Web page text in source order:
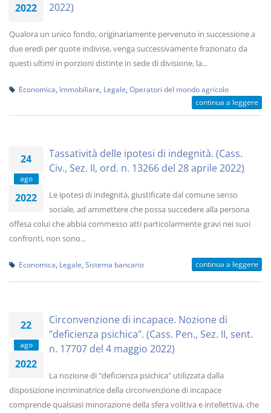
2022
2022)
Qualora un unico fondo, originariamente pervenuto in successione a
due eredi per quote indivise, venga successivamente frazionato da
questi ultimi in porzioni distinte in sede di divisione, la...
Economica Immobiliare Legale Operatori del mondo agricolo
continua a leggere
24
ago
2022
Tassatività delle ipotesi di indegnità. (Cass.
Civ., Sez. II, ord. n. 13266 del 28 aprile 2022)
Le ipotesi di indegnità, giustificate dal comune senso
sociale, ad ammettere che possa succedere alla persona
offesa colui che abbia commesso atti particolarmente gravi nei suoi
confronti, non sono...
Economica Legale Sistema bancario continua a leggere
22
ago
2022
Circonvenzione di incapace. Nozione di
"deficienza psichica". (Cass. Pen., Sez. II, sent.
n. 17707 del 4 maggio 2022)
La nozione di "deficienza psichica" utilizzata dalla
disposizione incriminatrice della circonvenzione di incapace
comprende qualsiasi minorazione della sfera volitiva e intellettiva, che